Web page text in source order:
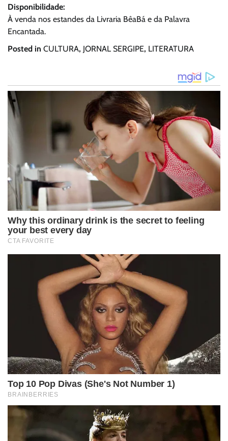
Disponibilidade:
À venda nos estandes da Livraria BêaBá e da Palavra
Encantada.
Posted in CULTURA, JORNAL SERGIPE, LITERATURA